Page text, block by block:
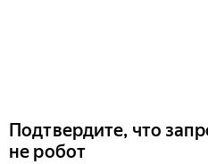
Подтвердите, что
не робот